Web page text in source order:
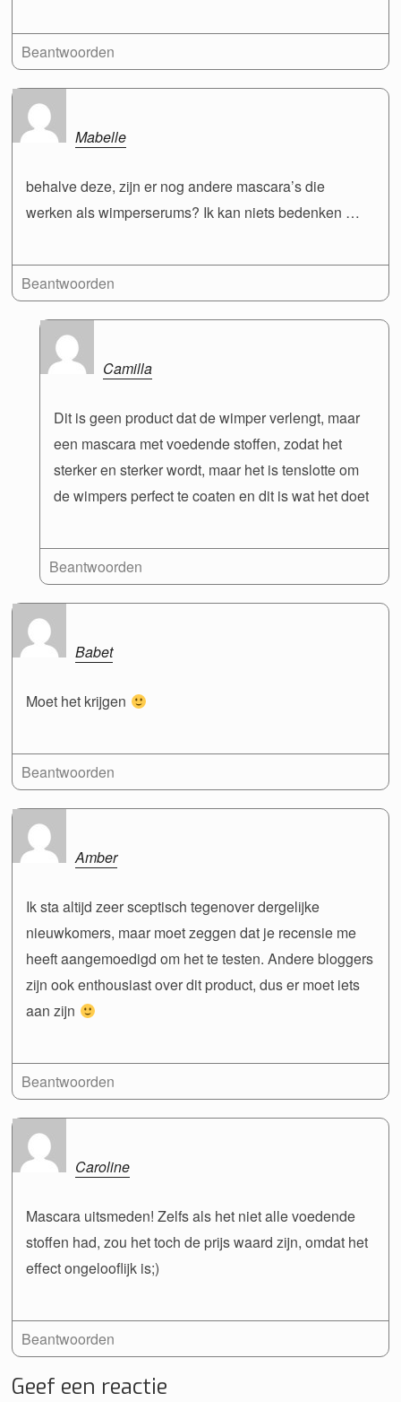
Beantwoorden
Mabelle
behalve deze, zijn er nog andere mascara’s die
werken als wimperserums? Ik kan niets bedenken …
Beantwoorden
Camilla
Dit is geen product dat de wimper verlengt, maar
een mascara met voedende stoffen, zodat het
sterker en sterker wordt, maar het is tenslotte om
de wimpers perfect te coaten en dit is wat het doet
Beantwoorden
Babet
Moet het krijgen
Beantwoorden
Amber
Ik sta altijd zeer sceptisch tegenover dergelijke
nieuwkomers, maar moet zeggen dat je recensie me
heeft aangemoedigd om het te testen. Andere bloggers
zijn ook enthousiast over dit product, dus er moet iets
aan zijn
Beantwoorden
Caroline
Mascara uitsmeden! Zelfs als het niet alle voedende
stoffen had, zou het toch de prijs waard zijn, omdat het
effect ongelooflijk is;)
Beantwoorden
Geef een reactie